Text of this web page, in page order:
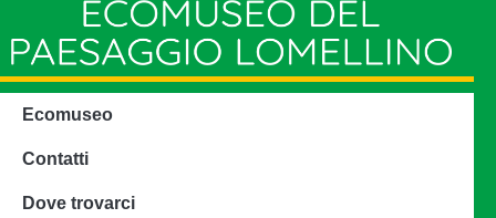
Ecomuseo
Contatti
Dove trovarci